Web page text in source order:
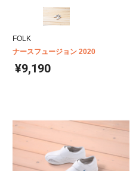
FOLK
ナースフュージョン 2020
¥9,190